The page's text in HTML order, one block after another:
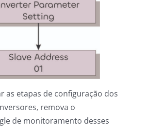
as etapas de configuração dos
remova o
de monitoramento desses